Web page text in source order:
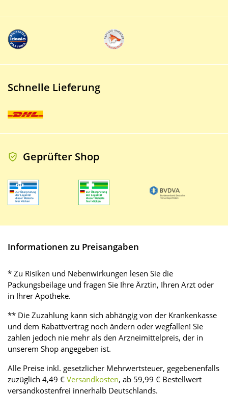
Schnelle Lieferung
Geprüfter Shop
Informationen zu Preisangaben
* Zu Risiken und Nebenwirkungen lesen Sie die
Packungsbeilage und fragen Sie Ihre Ärztin, Ihren Arzt oder
in Ihrer Apotheke.
** Die Zuzahlung kann sich abhängig von der Krankenkasse
und dem Rabattvertrag noch ändern oder wegfallen! Sie
zahlen jedoch nie mehr als den Arzneimittelpreis, der in
unserem Shop angegeben ist.
Alle Preise inkl. gesetzlicher Mehrwertsteuer, gegebenenfalls
zuzüglich 4,49 € Versandkosten, ab 59,99 € Bestellwert
versandkostenfrei innerhalb Deutschlands.